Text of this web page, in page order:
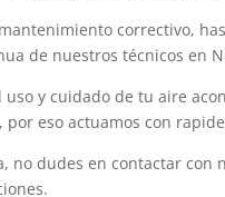
correctivo,
de nuestros técnicos
y cuidado de tu aire
eso actuamos con
dudes en contactar